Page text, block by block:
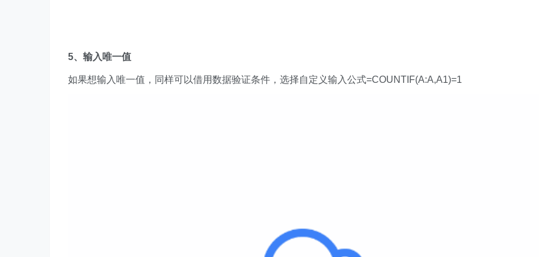
5、输入唯一值
如果想输入唯一值，同样可以借用数据验证条件，选择自定义输入公式=COUNTIF(A:A,A1)=1